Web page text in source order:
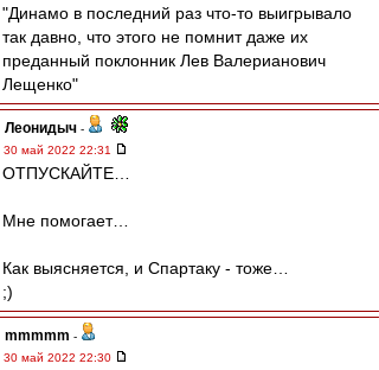
"Динамо в последний раз что-то выигрывало
так давно, что этого не помнит даже их
преданный поклонник Лев Валерианович
Лещенко"
Леонидыч -
30 май 2022 22:31
ОТПУСКАЙТЕ…
Мне помогает…
Как выясняется, и Спартаку - тоже…
;)
mmmmm -
30 май 2022 22:30